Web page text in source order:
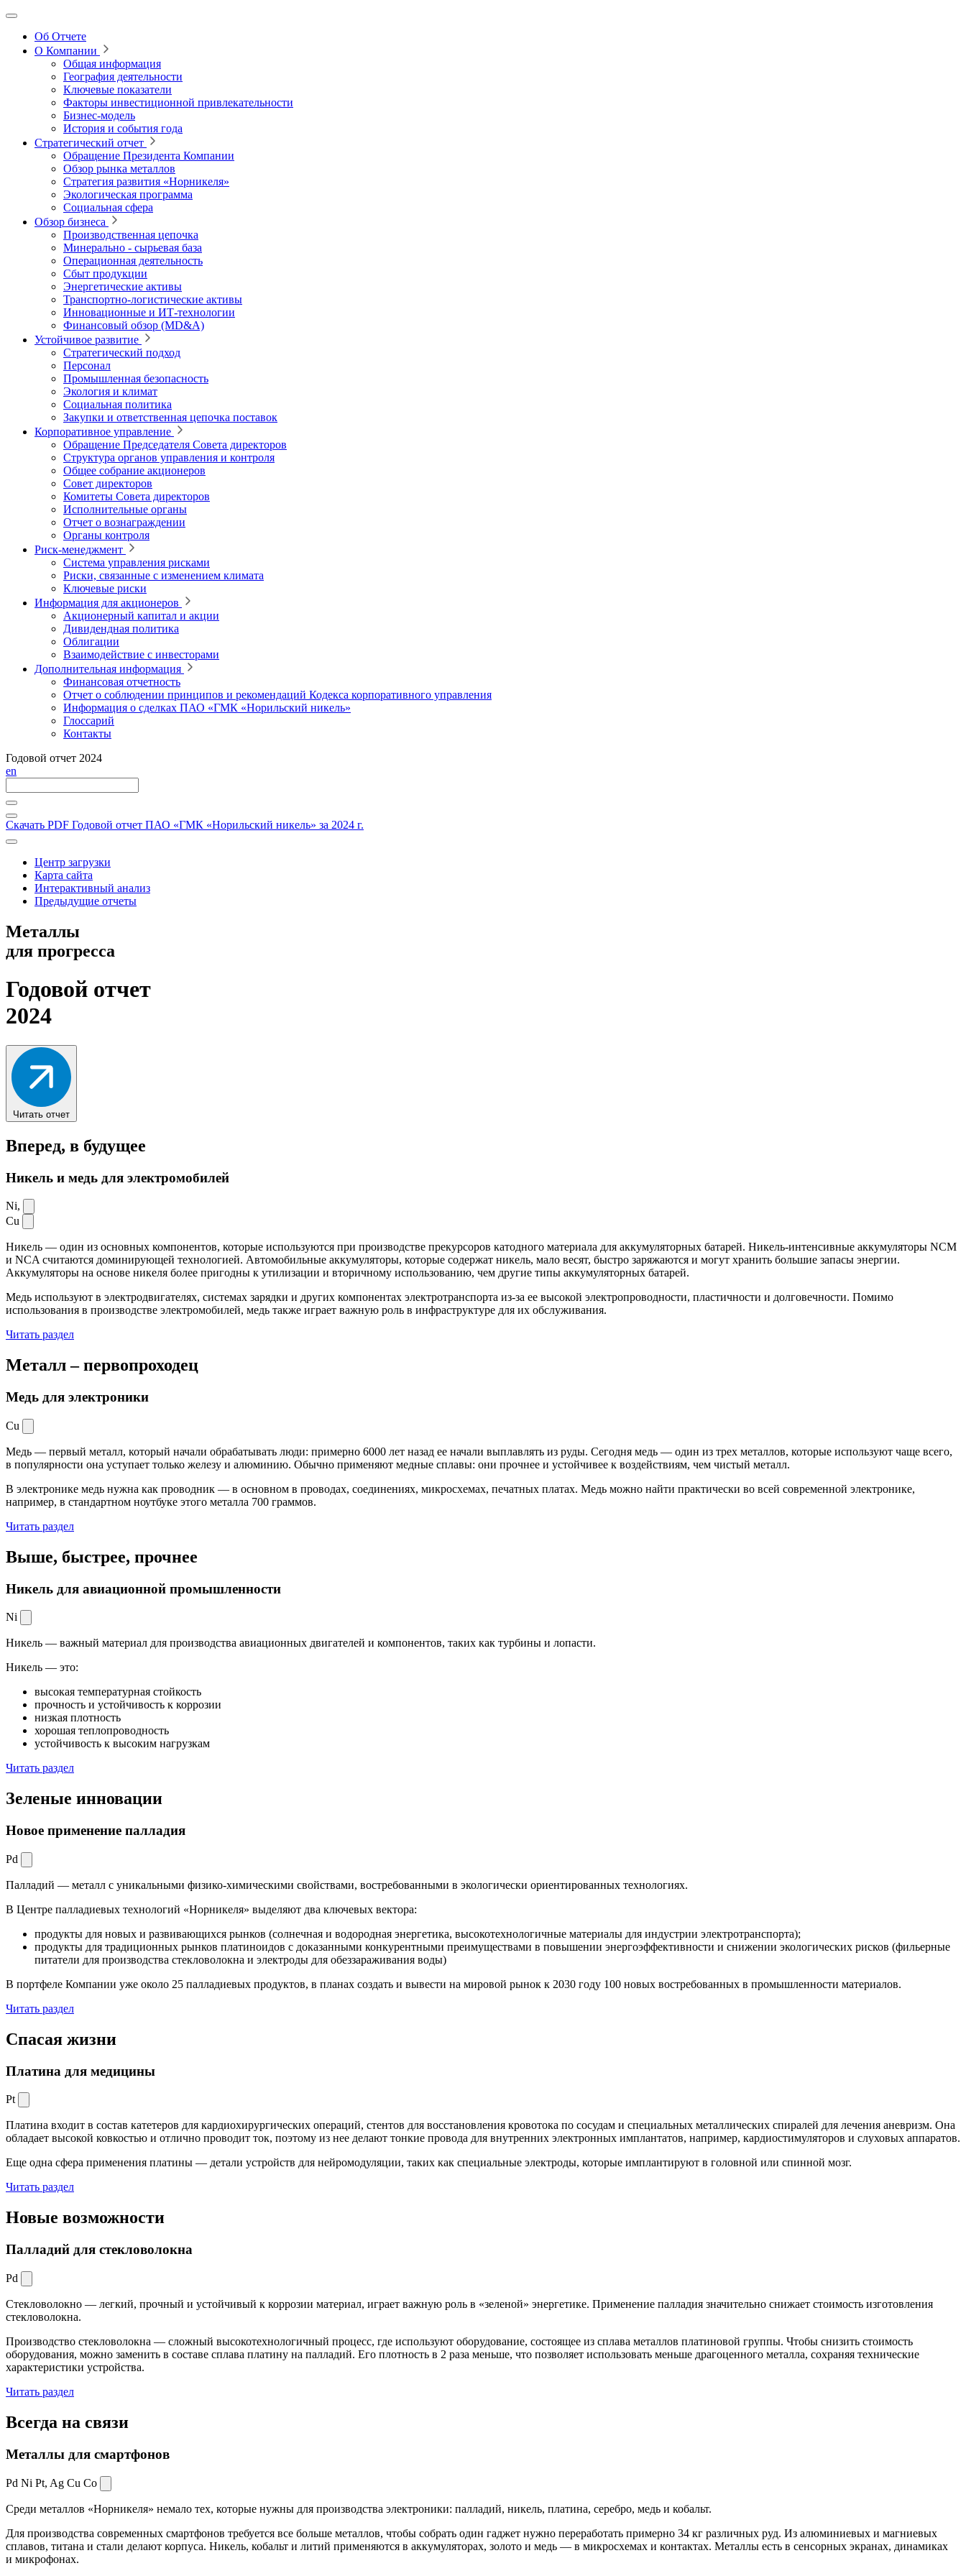
Об Отчете
О Компании
Общая информация
География деятельности
Ключевые показатели
Факторы инвестиционной привлекательности
Бизнес-модель
История и события года
Стратегический отчет
Обращение Президента Компании
Обзор рынка металлов
Стратегия развития «Норникеля»
Экологическая программа
Социальная сфера
Обзор бизнеса
Производственная цепочка
Минерально ‑ сырьевая база
Операционная деятельность
Сбыт продукции
Энергетические активы
Транспортно-логистические активы
Инновационные и ИТ‑технологии
Финансовый обзор (MD&A)
Устойчивое развитие
Стратегический подход
Персонал
Промышленная безопасность
Экология и климат
Социальная политика
Закупки и ответственная цепочка поставок
Корпоративное управление
Обращение Председателя Совета директоров
Структура органов управления и контроля
Общее собрание акционеров
Совет директоров
Комитеты Совета директоров
Исполнительные органы
Отчет о вознаграждении
Органы контроля
Риск-менеджмент
Система управления рисками
Риски, связанные с изменением климата
Ключевые риски
Информация для акционеров
Акционерный капитал и акции
Дивидендная политика
Облигации
Взаимодействие с инвесторами
Дополнительная информация
Финансовая отчетность
Отчет о соблюдении принципов и рекомендаций Кодекса корпоративного управления
Информация о сделках ПАО «ГМК «Норильский никель»
Глоссарий
Контакты
Годовой отчет 2024
en
Скачать PDF Годовой отчет ПАО «ГМК «Норильский никель» за 2024 г.
Центр загрузки
Карта сайта
Интерактивный анализ
Предыдущие отчеты
Металлы
для прогресса
Годовой отчет
2024
Читать отчет
Вперед, в будущее
Никель и медь для электромобилей
Ni,
Cu
Никель — один из основных компонентов, которые используются при производстве прекурсоров катодного материала для аккумуляторных батарей. Никель-интенсивные аккумуляторы NCM
и NCA считаются доминирующей технологией. Автомобильные аккумуляторы, которые содержат никель, мало весят, быстро заряжаются и могут хранить большие запасы энергии.
Аккумуляторы на основе никеля более пригодны к утилизации и вторичному использованию, чем другие типы аккумуляторных батарей.
Медь используют в электродвигателях, системах зарядки и других компонентах электротранспорта из-за ее высокой электропроводности, пластичности и долговечности. Помимо
использования в производстве электромобилей, медь также играет важную роль в инфраструктуре для их обслуживания.
Читать раздел
Металл –первопроходец
Медь для электроники
Cu
Медь — первый металл, который начали обрабатывать люди: примерно 6000 лет назад ее начали выплавлять из руды. Сегодня медь — один из трех металлов, которые используют чаще всего,
в популярности она уступает только железу и алюминию. Обычно применяют медные сплавы: они прочнее и устойчивее к воздействиям, чем чистый металл.
В электронике медь нужна как проводник — в основном в проводах, соединениях, микросхемах, печатных платах. Медь можно найти практически во всей современной электронике,
например, в стандартном ноутбуке этого металла 700 граммов.
Читать раздел
Выше, быстрее, прочнее
Никель для авиационной промышленности
Ni
Никель — важный материал для производства авиационных двигателей и компонентов, таких как турбины и лопасти.
Никель — это:
высокая температурная стойкость
прочность и устойчивость к коррозии
низкая плотность
хорошая теплопроводность
устойчивость к высоким нагрузкам
Читать раздел
Зеленые инновации
Новое применение палладия
Pd
Палладий — металл с уникальными физико-химическими свойствами, востребованными в экологически ориентированных технологиях.
В Центре палладиевых технологий «Норникеля» выделяют два ключевых вектора:
продукты для новых и развивающихся рынков (солнечная и водородная энергетика, высокотехнологичные материалы для индустрии электротранспорта);
продукты для традиционных рынков платиноидов с доказанными конкурентными преимуществами в повышении энергоэффективности и снижении экологических рисков (фильерные
питатели для производства стекловолокна и электроды для обеззараживания воды)
В портфеле Компании уже около 25 палладиевых продуктов, в планах создать и вывести на мировой рынок к 2030 году 100 новых востребованных в промышленности материалов.
Читать раздел
Спасая жизни
Платина для медицины
Pt
Платина входит в состав катетеров для кардиохирургических операций, стентов для восстановления кровотока по сосудам и специальных металлических спиралей для лечения аневризм. Она
обладает высокой ковкостью и отлично проводит ток, поэтому из нее делают тонкие провода для внутренних электронных имплантатов, например, кардиостимуляторов и слуховых аппаратов.
Еще одна сфера применения платины — детали устройств для нейромодуляции, таких как специальные электроды, которые имплантируют в головной или спинной мозг.
Читать раздел
Новые возможности
Палладий для стекловолокна
Pd
Стекловолокно — легкий, прочный и устойчивый к коррозии материал, играет важную роль в «зеленой» энергетике. Применение палладия значительно снижает стоимость изготовления
стекловолокна.
Производство стекловолокна — сложный высокотехнологичный процесс, где используют оборудование, состоящее из сплава металлов платиновой группы. Чтобы снизить стоимость
оборудования, можно заменить в составе сплава платину на палладий. Его плотность в 2 раза меньше, что позволяет использовать меньше драгоценного металла, сохраняя технические
характеристики устройства.
Читать раздел
Всегда на связи
Металлы для смартфонов
Pd Ni Pt, Ag Cu Co
Среди металлов «Норникеля» немало тех, которые нужны для производства электроники: палладий, никель, платина, серебро, медь и кобальт.
Для производства современных смартфонов требуется все больше металлов, чтобы собрать один гаджет нужно переработать примерно 34 кг различных руд. Из алюминиевых и магниевых
сплавов, титана и стали делают корпуса. Никель, кобальт и литий применяются в аккумуляторах, золото и медь — в микросхемах и контактах. Металлы есть в сенсорных экранах, динамиках
и микрофонах.